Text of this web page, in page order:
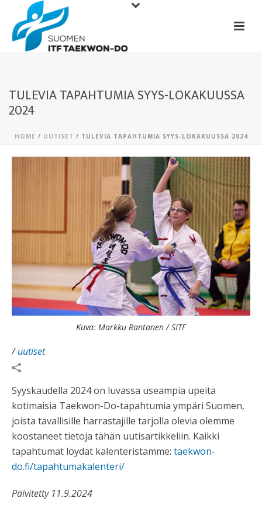
TULEVIA TAPAHTUMIA SYYS-LOKAKUUSSA
2024
HOME / UUTISET / TULEVIA TAPAHTUMIA SYYS-LOKAKUUSSA 2024
Kuva: Markku Rantanen / SITF
/uutiset
Syyskaudella 2024 on luvassa useampia upeita
kotimaisia Taekwon-Do-tapahtumia ympäri Suomen,
joista tavallisille harrastajille tarjolla olevia olemme
koostaneet tietoja tähän uutisartikkeliin. Kaikki
tapahtumat löydät kalenteristamme: taekwon-
do.fi/tapahtumakalenteri/
Päivitetty 11.9.2024